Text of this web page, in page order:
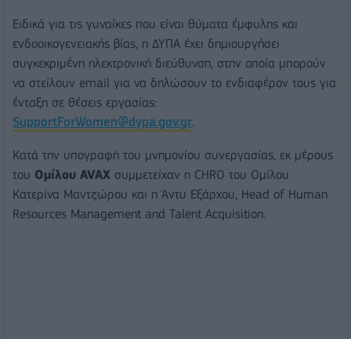
Ειδικά για τις γυναίκες που είναι θύματα έμφυλης και
ενδοοικογενειακής βίας, η ΔΥΠΑ έχει δημιουργήσει
συγκεκριμένη ηλεκτρονική διεύθυνση, στην οποία μπορούν
να στείλουν email για να δηλώσουν το ενδιαφέρον τους για
ένταξη σε θέσεις εργασίας:
SupportForWomen@dypa.gov.gr.
Κατά την υπογραφή του μνημονίου συνεργασίας, εκ μέρους
του Ομίλου AVAX συμμετείχαν η CHRO του Oμίλου
Κατερίνα Μαντζώρου και η Άντυ Εξάρχου, Head of Human
Resources Management and Talent Acquisition.